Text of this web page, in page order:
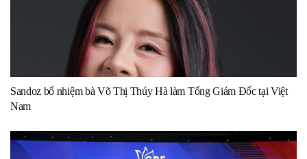
Sandoz bổ nhiệm bà Võ Thị Thúy Hà làm Tổng Giám Đốc tại Việt
Nam